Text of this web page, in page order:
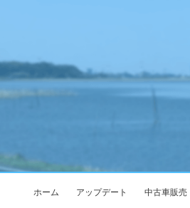
ホーム アップデート 中古車販売